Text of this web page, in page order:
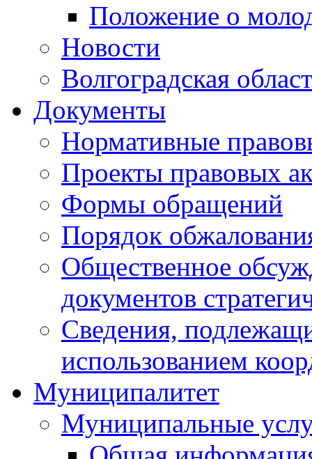
Положение о
Новости
Волгоградская
Документы
Нормативные
Проекты правовых
Формы обращений
Порядок
Общественное
документов
Сведения,
использованием
Муниципалитет
Муниципальные